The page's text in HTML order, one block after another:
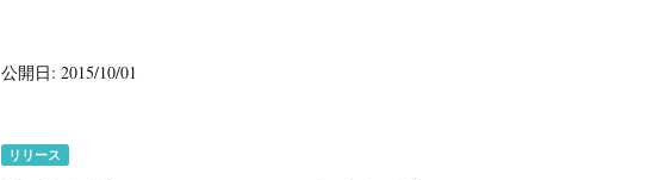
公開日: 2015/10/01
リリース